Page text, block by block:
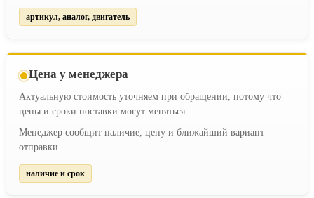
артикул, аналог, двигатель
Цена у менеджера
Актуальную стоимость уточняем при обращении, потому что
цены и сроки поставки могут меняться.
Менеджер сообщит наличие, цену и ближайший вариант
отправки.
наличие и срок